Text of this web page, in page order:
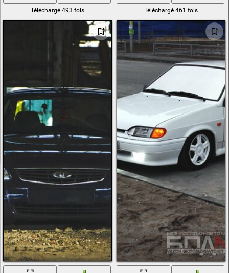
Téléchargé 493 fois Téléchargé 461 fois